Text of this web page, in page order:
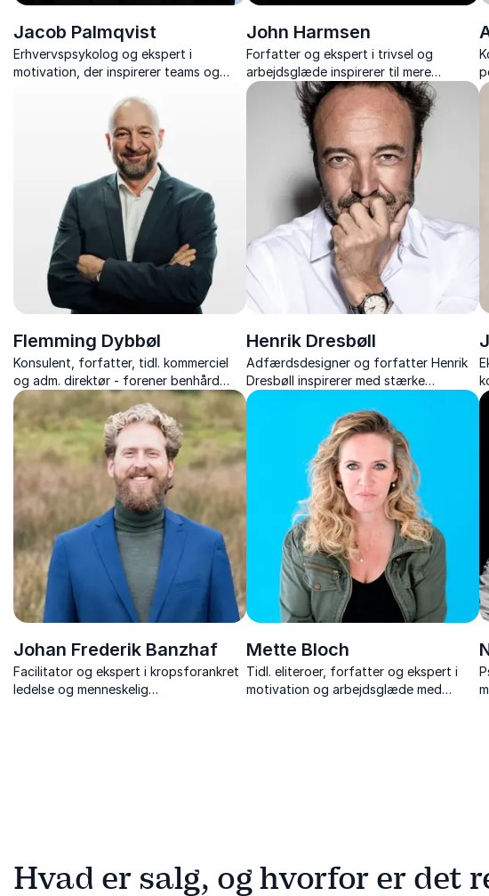
Jacob Palmqvist
Erhvervspsykolog og ekspert i
motivation, der inspirerer teams og
John Harmsen
Forfatter og ekspert i trivsel og
arbejdsglæde inspirerer til mere
arbejdsglæde og trivsel med humor,
indsigt og konkrete værktøjer, der gør
en forskel i hverdagen.
Flemming Dybbøl
Konsulent, forfatter, tidl. kommerciel
og adm. direktør - forener benhård
erhvervsstrategi med rockens
kreativitet i foredrag om ledelse,
innovation og samspil.
Henrik Dresbøll
Adfærdsdesigner og forfatter Henrik
Dresbøll inspirerer med stærke
foredrag om adfærd, vaner og
forandringer – med humor, indsigt og
konkrete værktøjer.
Johan Frederik Banzhaf
Facilitator og ekspert i kropsforankret
ledelse og menneskelig
Mette Bloch
Tidl. eliteroer, forfatter og ekspert i
motivation og arbejdsglæde med
Hvad er salg, og hvorfor er det